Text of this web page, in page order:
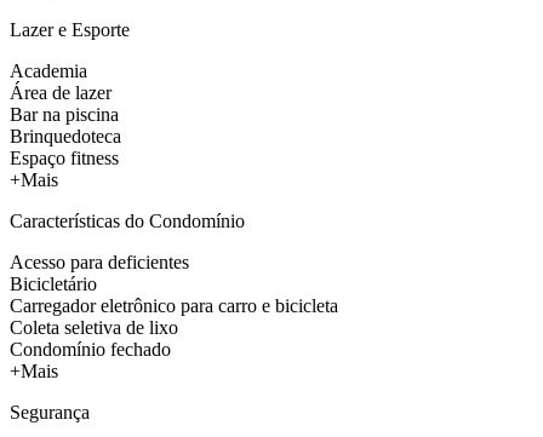
Lazer e Esporte
Academia
Área de lazer
Bar na piscina
Brinquedoteca
Espaço fitness
+Mais
Características do Condomínio
Acesso para deficientes
Bicicletário
Carregador eletrônico para carro e bicicleta
Coleta seletiva de lixo
Condomínio fechado
+Mais
Segurança